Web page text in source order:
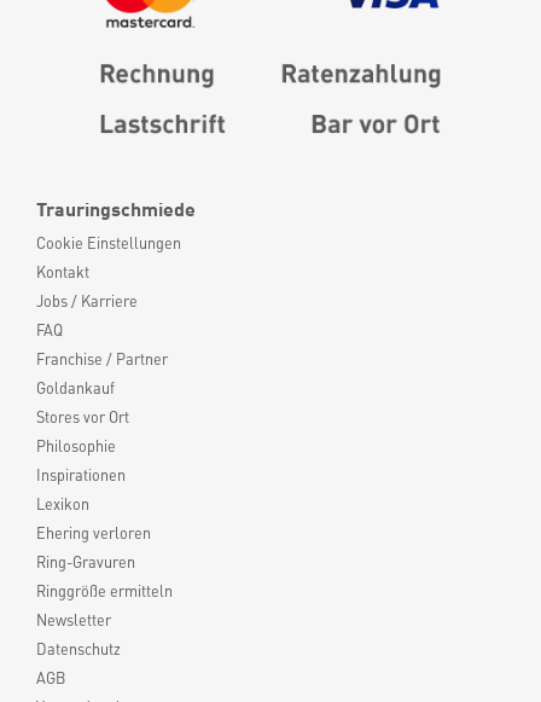
Trauringschmiede
Cookie Einstellungen
Kontakt
Jobs / Karriere
FAQ
Franchise / Partner
Goldankauf
Stores vor Ort
Philosophie
Inspirationen
Lexikon
Ehering verloren
Ring-Gravuren
Ringgröße ermitteln
Newsletter
Datenschutz
AGB